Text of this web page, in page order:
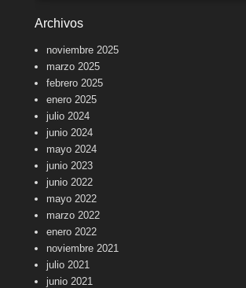
Archivos
noviembre 2025
marzo 2025
febrero 2025
enero 2025
julio 2024
junio 2024
mayo 2024
junio 2023
junio 2022
mayo 2022
marzo 2022
enero 2022
noviembre 2021
julio 2021
junio 2021